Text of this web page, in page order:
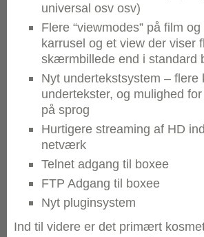
universal osv osv)
Flere “viewmodes” på film
karrusel og et view der viser
skærmbillede end i standard
Nyt undertekstsystem – flere
undertekster, og mulighed
på sprog
Hurtigere streaming af HD
netværk
Telnet adgang til boxee
FTP Adgang til boxee
Nyt pluginsystem
Ind til videre er det primært